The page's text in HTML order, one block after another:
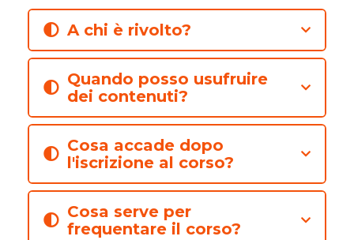
A chi è rivolto?
Quando posso usufruire
dei contenuti?
Cosa accade dopo
l'iscrizione al corso?
Cosa serve per
frequentare il corso?